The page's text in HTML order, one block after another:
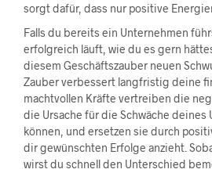
sorgt dafür, dass nur positive
Falls du bereits ein Unternehmen
erfolgreich läuft, wie du es gern
diesem Geschäftszauber neuen
Zauber verbessert langfristig deine
machtvollen Kräfte vertreiben die
die Ursache für die Schwäche deines
können, und ersetzen sie durch
dir gewünschten Erfolge anzieht.
wirst du schnell den Unterschied